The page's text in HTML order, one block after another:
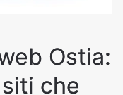
Ostia:
che